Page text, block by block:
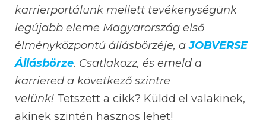
karrierportálunk mellett tevékenységünk
legújabb eleme Magyarország első
élményközpontú állásbörzéje, aJOBVERSE
Állásbörze. Csatlakozz, és emeld a
karriered a következő szintre
velünk! Tetszett a cikk? Küldd el valakinek,
akinek szintén hasznos lehet!